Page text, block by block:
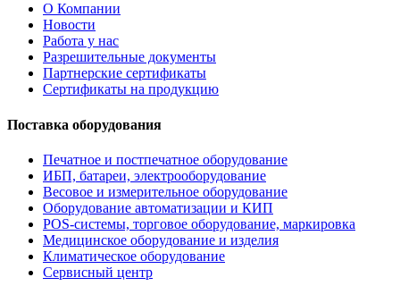
О Компании
Новости
Работа у нас
Разрешительные документы
Партнерские сертификаты
Сертификаты на продукцию
Поставка оборудования
Печатное и постпечатное оборудование
ИБП, батареи, электрооборудование
Весовое и измерительное оборудование
Оборудование автоматизации и КИП
POS-системы, торговое оборудование, маркировка
Медицинское оборудование и изделия
Климатическое оборудование
Сервисный центр